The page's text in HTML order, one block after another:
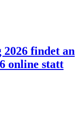
findet an
online statt